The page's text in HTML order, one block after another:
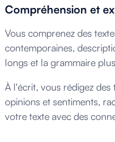
Compréhension et
Vous comprenez des
contemporaines,
longs et la grammaire
À l'écrit, vous rédigez
opinions et sentiments,
votre texte avec des